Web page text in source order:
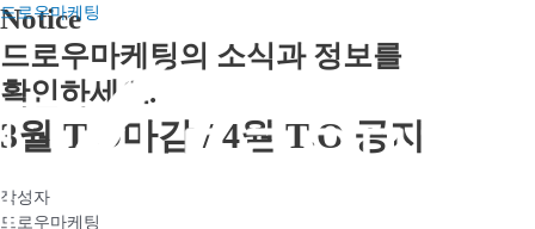
콘텐츠로
드로우마케팅
Notice
드로우마케팅의 소식과 정보를
확인하세요.​
3월 T.O마감 / 4월 T.O 공지
작성자
드로우마케팅